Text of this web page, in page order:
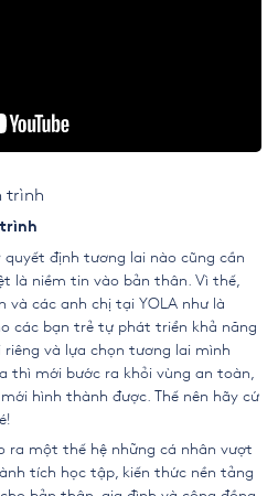
trình
trình
định tương lai nào cũng cần
là niềm tin vào bản thân. Vì thế,
và các anh chị tại YOLA như là
các bạn trẻ tự phát triển khả năng
và lựa chọn tương lai mình
thì mới bước ra khỏi vùng an toàn,
hình thành được. Thế nên hãy cứ
ra một thế hệ những cá nhân vượt
tích học tập, kiến thức nền tảng